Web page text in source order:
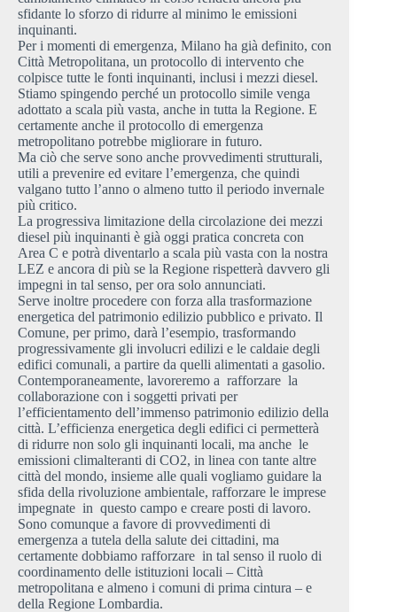
sfidante lo sforzo di ridurre al minimo le emissioni
inquinanti.
Per i momenti di emergenza, Milano ha già definito, con
Città Metropolitana, un protocollo di intervento che
colpisce tutte le fonti inquinanti, inclusi i mezzi diesel.
Stiamo spingendo perché un protocollo simile venga
adottato a scala più vasta, anche in tutta la Regione. E
certamente anche il protocollo di emergenza
metropolitano potrebbe migliorare in futuro.
Ma ciò che serve sono anche provvedimenti strutturali,
utili a prevenire ed evitare l’emergenza, che quindi
valgano tutto l’anno o almeno tutto il periodo invernale
più critico.
La progressiva limitazione della circolazione dei mezzi
diesel più inquinanti è già oggi pratica concreta con
Area C e potrà diventarlo a scala più vasta con la nostra
LEZ e ancora di più se la Regione rispetterà davvero gli
impegni in tal senso, per ora solo annunciati.
Serve inoltre procedere con forza alla trasformazione
energetica del patrimonio edilizio pubblico e privato. Il
Comune, per primo, darà l’esempio, trasformando
progressivamente gli involucri edilizi e le caldaie degli
edifici comunali, a partire da quelli alimentati a gasolio.
Contemporaneamente, lavoreremo a rafforzare la
collaborazione con i soggetti privati per
l’efficientamento dell’immenso patrimonio edilizio della
città. L’efficienza energetica degli edifici ci permetterà
di ridurre non solo gli inquinanti locali, ma anche le
emissioni climalteranti di CO2, in linea con tante altre
città del mondo, insieme alle quali vogliamo guidare la
sfida della rivoluzione ambientale, rafforzare le imprese
impegnate in questo campo e creare posti di lavoro.
Sono comunque a favore di provvedimenti di
emergenza a tutela della salute dei cittadini, ma
certamente dobbiamo rafforzare in tal senso il ruolo di
coordinamento delle istituzioni locali – Città
metropolitana e almeno i comuni di prima cintura – e
della Regione Lombardia.